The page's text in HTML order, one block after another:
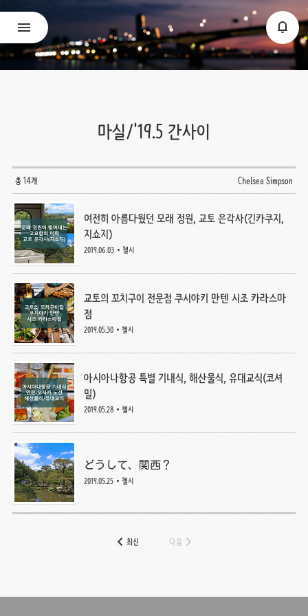
마실/'19.5 간사이
총 14개 Chelsea Simpson
여전히 아름다웠던 모래 정원, 교토 은각사(긴카쿠지,
지쇼지)
2019.06.03 첼시
교토의 꼬치구이 전문점 쿠시야키 만텐 시조 카라스마
점
2019.05.30 첼시
아시아나항공 특별 기내식, 해산물식, 유대교식(코셔
밀)
2019.05.28 첼시
どうして、関西？
2019.05.25 첼시
최신 다음